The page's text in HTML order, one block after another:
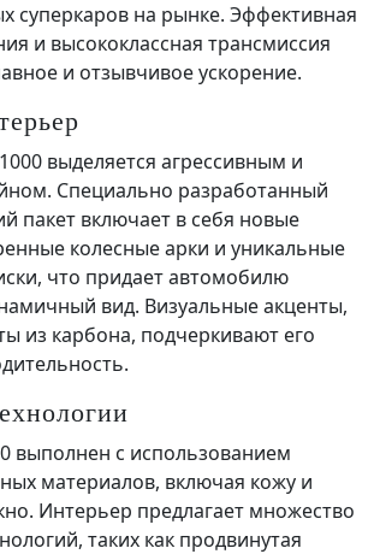
суперкаров на рынке. Эффективная
и высококлассная трансмиссия
и отзывчивое ускорение.
выделяется агрессивным и
Специально разработанный
пакет включает в себя новые
колесные арки и уникальные
что придает автомобилю
вид. Визуальные акценты,
из карбона, подчеркивают его
выполнен с использованием
материалов, включая кожу и
Интерьер предлагает множество
таких как продвинутая